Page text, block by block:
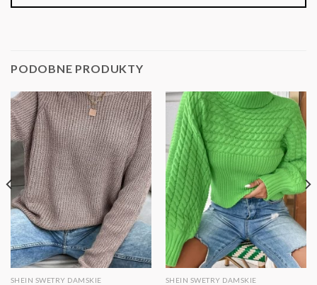
PODOBNE PRODUKTY
SHEIN SWETRY DAMSKIE SHEIN SWETRY DAMSKIE